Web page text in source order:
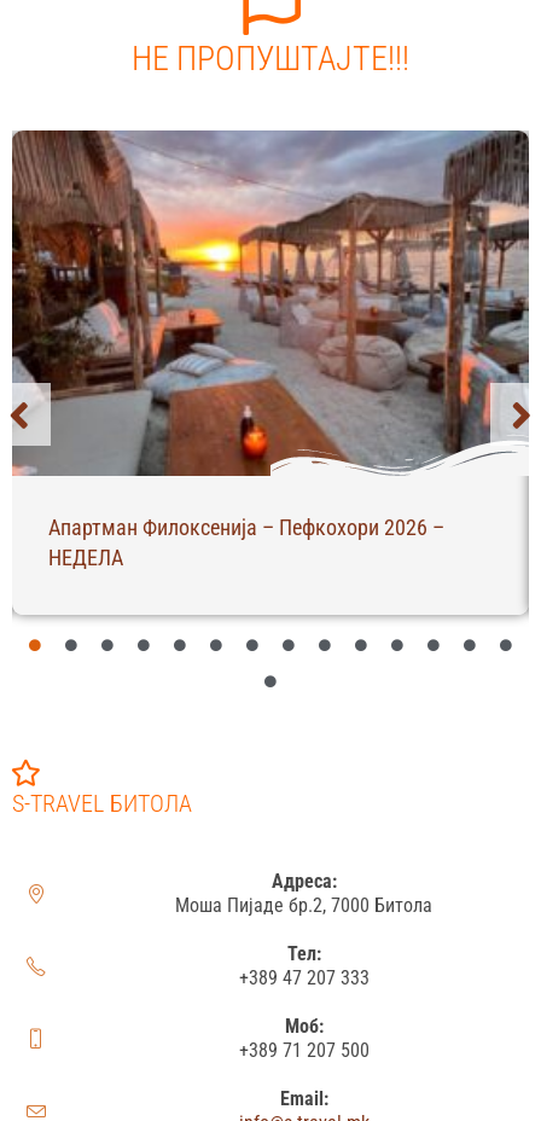
НЕ ПРОПУШТАЈТЕ!!!
Апартман Филоксенија – Пефкохори 2026 –
НЕДЕЛА
S-TRAVEL БИТОЛА
Адреса:
Моша Пијаде бр.2, 7000 Битола
Тел:
+389 47 207 333
Моб:
+389 71 207 500
Email: